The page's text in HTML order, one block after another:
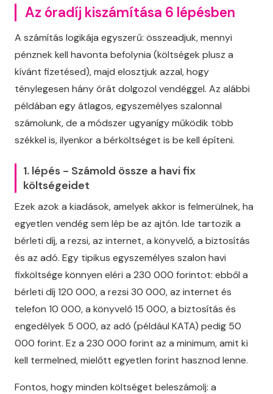
Az óradíj kiszámítása 6 lépésben
A számítás logikája egyszerű: összeadjuk, mennyi
pénznek kell havonta befolynia (költségek plusz a
kívánt fizetésed), majd elosztjuk azzal, hogy
ténylegesen hány órát dolgozol vendéggel. Az alábbi
példában egy átlagos, egyszemélyes szalonnal
számolunk, de a módszer ugyanígy működik több
székkel is, ilyenkor a bérköltséget is be kell építeni.
1. lépés - Számold össze a havi fix
költségeidet
Ezek azok a kiadások, amelyek akkor is felmerülnek, ha
egyetlen vendég sem lép be az ajtón. Ide tartozik a
bérleti díj, a rezsi, az internet, a könyvelő, a biztosítás
és az adó. Egy tipikus egyszemélyes szalon havi
fixköltsége könnyen eléri a 230 000 forintot: ebből a
bérleti díj 120 000, a rezsi 30 000, az internet és
telefon 10 000, a könyvelő 15 000, a biztosítás és
engedélyek 5 000, az adó (például KATA) pedig 50
000 forint. Ez a 230 000 forint az a minimum, amit ki
kell termelned, mielőtt egyetlen forint hasznod lenne.
Fontos, hogy minden költséget beleszámolj: a